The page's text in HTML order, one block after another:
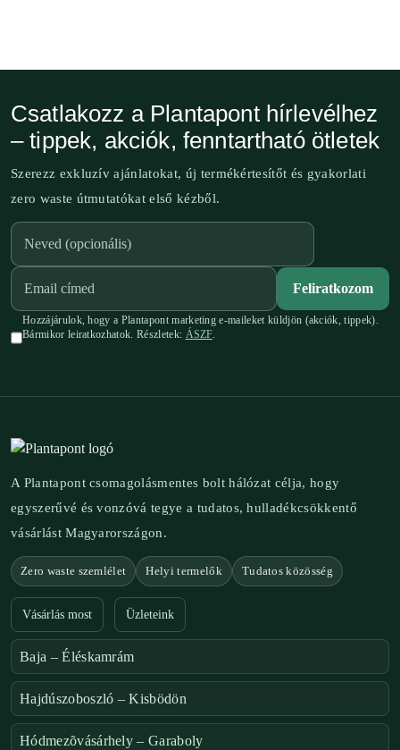
Csatlakozz a Plantapont hírlevélhez
– tippek, akciók, fenntartható ötletek
Szerezz exkluzív ajánlatokat, új termékértesítőt és gyakorlati
zero waste útmutatókat első kézből.
Feliratkozom
Hozzájárulok, hogy a Plantapont marketing e-maileket küldjön (akciók, tippek).
Bármikor leiratkozhatok. Részletek: ÁSZF.
A Plantapont csomagolásmentes bolt hálózat célja, hogy
egyszerűvé és vonzóvá tegye a tudatos, hulladékcsökkentő
vásárlást Magyarországon.
Zero waste szemlélet Helyi termelők Tudatos közösség
Vásárlás most Üzleteink
Baja – Éléskamrám
Hajdúszoboszló – Kisbödön
Hódmezõvásárhely – Garaboly